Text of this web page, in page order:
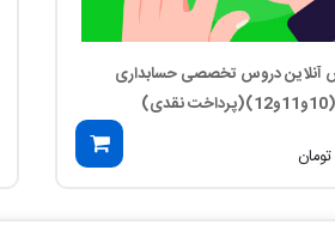
آنلاین دروس تخصصی حسابداری
(10و11و12)(پرداخت نقدی)
تومان